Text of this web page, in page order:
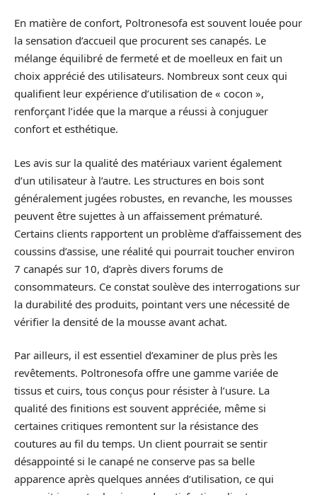
En matière de confort, Poltronesofa est souvent louée pour
la sensation d’accueil que procurent ses canapés. Le
mélange équilibré de fermeté et de moelleux en fait un
choix apprécié des utilisateurs. Nombreux sont ceux qui
qualifient leur expérience d’utilisation de « cocon »,
renforçant l’idée que la marque a réussi à conjuguer
confort et esthétique.
Les avis sur la qualité des matériaux varient également
d’un utilisateur à l’autre. Les structures en bois sont
généralement jugées robustes, en revanche, les mousses
peuvent être sujettes à un affaissement prématuré.
Certains clients rapportent un problème d’affaissement des
coussins d’assise, une réalité qui pourrait toucher environ
7 canapés sur 10, d’après divers forums de
consommateurs. Ce constat soulève des interrogations sur
la durabilité des produits, pointant vers une nécessité de
vérifier la densité de la mousse avant achat.
Par ailleurs, il est essentiel d’examiner de plus près les
revêtements. Poltronesofa offre une gamme variée de
tissus et cuirs, tous conçus pour résister à l’usure. La
qualité des finitions est souvent appréciée, même si
certaines critiques remontent sur la résistance des
coutures au fil du temps. Un client pourrait se sentir
désappointé si le canapé ne conserve pas sa belle
apparence après quelques années d’utilisation, ce qui